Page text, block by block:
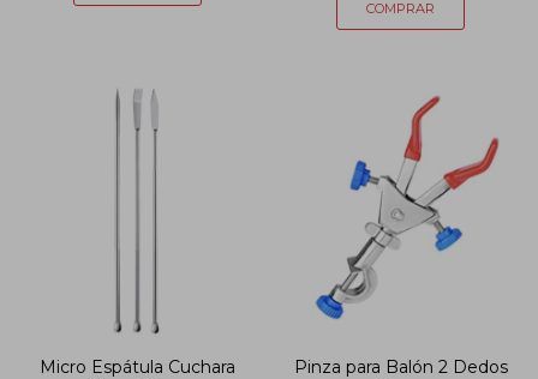
Micro Espátula Cuchara
Pinza para Balón 2 Dedos